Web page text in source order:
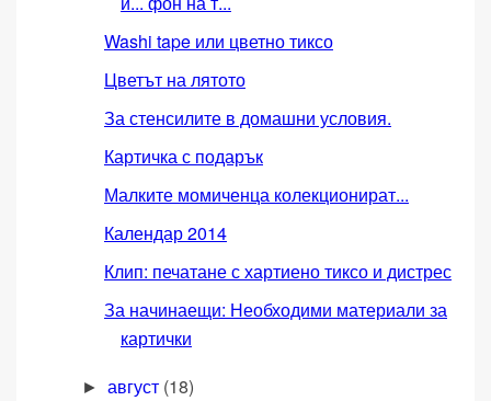
Washi tape или цветно тиксо
Цветът на лятото
За стенсилите в домашни условия.
Картичка с подарък
Малките момиченца колекционират...
Календар 2014
Клип: печатане с хартиено тиксо и дистрес
За начинаещи: Необходими материали за
картички
►август (18)